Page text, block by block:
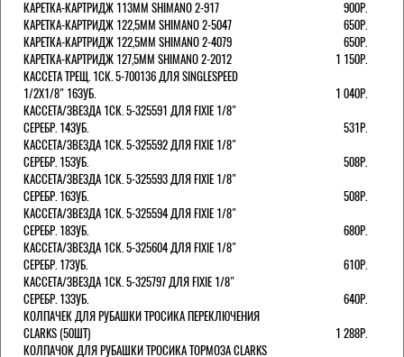
КАРЕТКА-КАРТРИДЖ 113ММ SHIMANO 2-917
900Р.
КАРЕТКА-КАРТРИДЖ 122,5ММ SHIMANO 2-5047
650Р.
КАРЕТКА-КАРТРИДЖ 122,5ММ SHIMANO 2-4079
650Р.
КАРЕТКА-КАРТРИДЖ 127,5ММ SHIMANO 2-2012
1 150Р.
КАССЕТА ТРЕЩ. 1СК. 5-700136 ДЛЯ SINGLESPEED
1/2X1/8" 16ЗУБ.
1 040Р.
КАССЕТА/ЗВЕЗДА 1СК. 5-325591 ДЛЯ FIXIE 1/8"
СЕРЕБР. 14ЗУБ.
531Р.
КАССЕТА/ЗВЕЗДА 1СК. 5-325592 ДЛЯ FIXIE 1/8"
СЕРЕБР. 15ЗУБ.
508Р.
КАССЕТА/ЗВЕЗДА 1СК. 5-325593 ДЛЯ FIXIE 1/8"
СЕРЕБР. 16ЗУБ.
508Р.
КАССЕТА/ЗВЕЗДА 1СК. 5-325594 ДЛЯ FIXIE 1/8"
СЕРЕБР. 18ЗУБ.
680Р.
КАССЕТА/ЗВЕЗДА 1СК. 5-325604 ДЛЯ FIXIE 1/8"
СЕРЕБР. 17ЗУБ.
610Р.
КАССЕТА/ЗВЕЗДА 1СК. 5-325797 ДЛЯ FIXIE 1/8"
СЕРЕБР. 13ЗУБ.
640Р.
КОЛПАЧЕК ДЛЯ РУБАШКИ ТРОСИКА ПЕРЕКЛЮЧЕНИЯ
CLARKS (50ШТ)
1 288Р.
КОЛПАЧОК ДЛЯ РУБАШКИ ТРОСИКА ТОРМОЗА CLARKS